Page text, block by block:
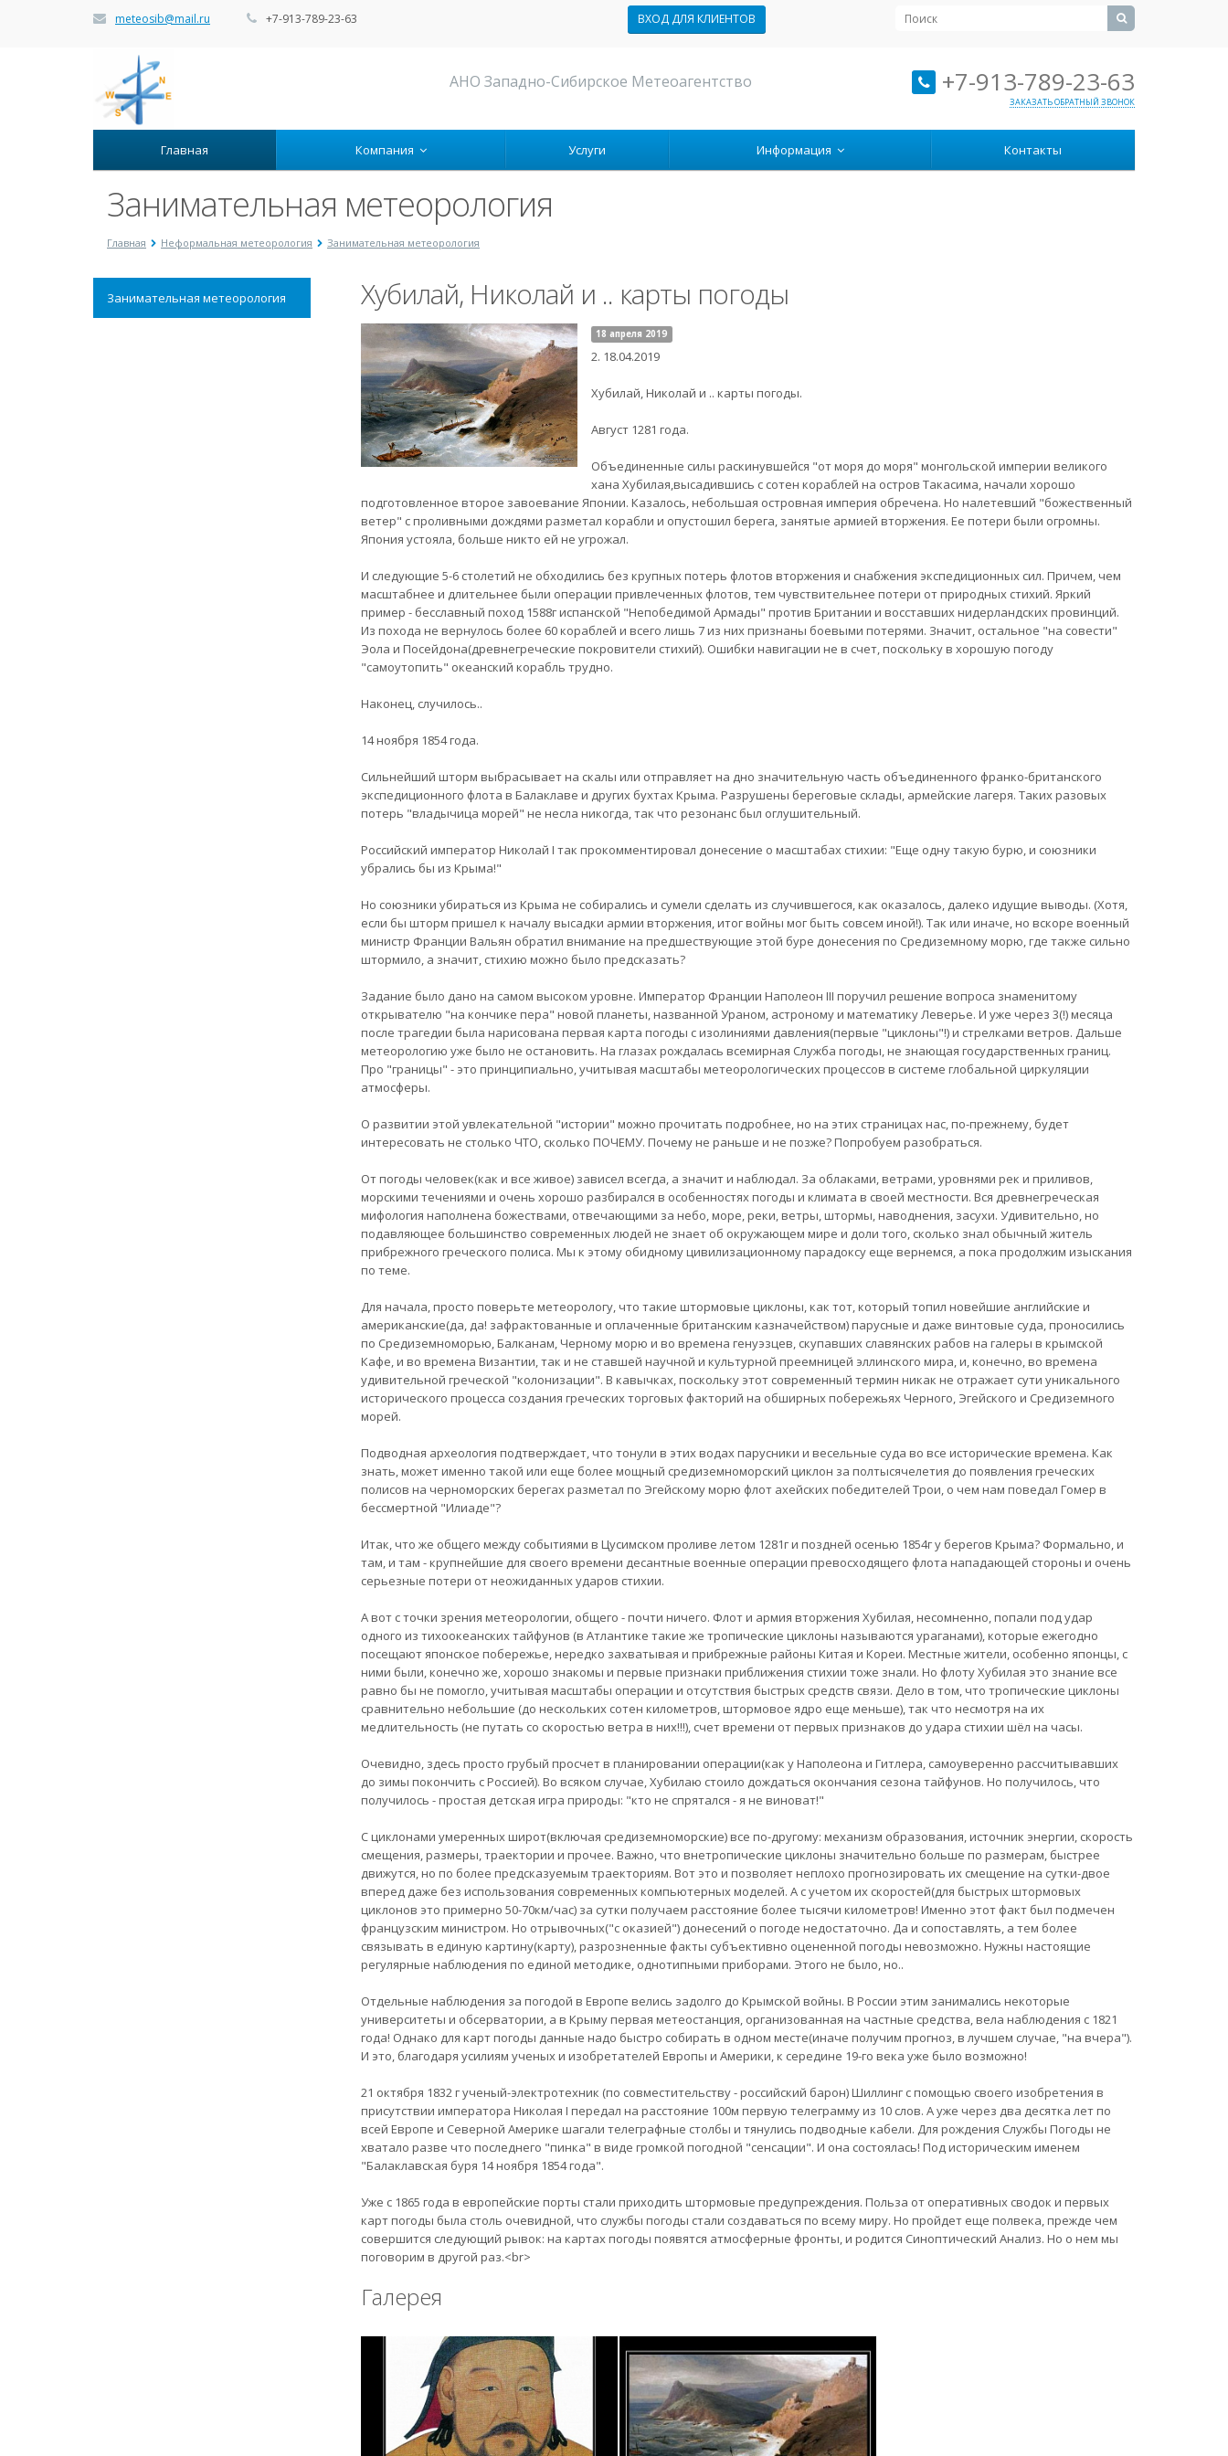
meteosib@mail.ru +7-913-789-23-63 ВХОД ДЛЯ КЛИЕНТОВ
АНО Западно-Сибирское Метеоагентство +7-913-789-23-63
ЗАКАЗАТЬ ОБРАТНЫЙ ЗВОНОК
Главная Компания Услуги Информация Контакты
Занимательная метеорология
Главная Неформальная метеорология Занимательная метеорология
Занимательная метеорология Хубилай, Николай и .. карты погоды
18 апреля 2019
2. 18.04.2019
Хубилай, Николай и .. карты погоды.
Август 1281 года.
Объединенные силы раскинувшейся "от моря до моря" монгольской империи великого
хана Хубилая,высадившись с сотен кораблей на остров Такасима, начали хорошо
подготовленное второе завоевание Японии. Казалось, небольшая островная империя обречена. Но налетевший "божественный
ветер" с проливными дождями разметал корабли и опустошил берега, занятые армией вторжения. Ее потери были огромны.
Япония устояла, больше никто ей не угрожал.
И следующие 5-6 столетий не обходились без крупных потерь флотов вторжения и снабжения экспедиционных сил. Причем, чем
масштабнее и длительнее были операции привлеченных флотов, тем чувствительнее потери от природных стихий. Яркий
пример - бесславный поход 1588г испанской "Непобедимой Армады" против Британии и восставших нидерландских провинций.
Из похода не вернулось более 60 кораблей и всего лишь 7 из них признаны боевыми потерями. Значит, остальное "на совести"
Эола и Посейдона(древнегреческие покровители стихий). Ошибки навигации не в счет, поскольку в хорошую погоду
"самоутопить" океанский корабль трудно.
Наконец, случилось..
14 ноября 1854 года.
Сильнейший шторм выбрасывает на скалы или отправляет на дно значительную часть объединенного франко-британского
экспедиционного флота в Балаклаве и других бухтах Крыма. Разрушены береговые склады, армейские лагеря. Таких разовых
потерь "владычица морей" не несла никогда, так что резонанс был оглушительный.
Российский император Николай I так прокомментировал донесение о масштабах стихии: "Еще одну такую бурю, и союзники
убрались бы из Крыма!"
Но союзники убираться из Крыма не собирались и сумели сделать из случившегося, как оказалось, далеко идущие выводы. (Хотя,
если бы шторм пришел к началу высадки армии вторжения, итог войны мог быть совсем иной!). Так или иначе, но вскоре военный
министр Франции Вальян обратил внимание на предшествующие этой буре донесения по Средиземному морю, где также сильно
штормило, а значит, стихию можно было предсказать?
Задание было дано на самом высоком уровне. Император Франции Наполеон III поручил решение вопроса знаменитому
открывателю "на кончике пера" новой планеты, названной Ураном, астроному и математику Леверье. И уже через 3(!) месяца
после трагедии была нарисована первая карта погоды с изолиниями давления(первые "циклоны"!) и стрелками ветров. Дальше
метеорологию уже было не остановить. На глазах рождалась всемирная Служба погоды, не знающая государственных границ.
Про "границы" - это принципиально, учитывая масштабы метеорологических процессов в системе глобальной циркуляции
атмосферы.
О развитии этой увлекательной "истории" можно прочитать подробнее, но на этих страницах нас, по-прежнему, будет
интересовать не столько ЧТО, сколько ПОЧЕМУ. Почему не раньше и не позже? Попробуем разобраться.
От погоды человек(как и все живое) зависел всегда, а значит и наблюдал. За облаками, ветрами, уровнями рек и приливов,
морскими течениями и очень хорошо разбирался в особенностях погоды и климата в своей местности. Вся древнегреческая
мифология наполнена божествами, отвечающими за небо, море, реки, ветры, штормы, наводнения, засухи. Удивительно, но
подавляющее большинство современных людей не знает об окружающем мире и доли того, сколько знал обычный житель
прибрежного греческого полиса. Мы к этому обидному цивилизационному парадоксу еще вернемся, а пока продолжим изыскания
по теме.
Для начала, просто поверьте метеорологу, что такие штормовые циклоны, как тот, который топил новейшие английские и
американские(да, да! зафрактованные и оплаченные британским казначейством) парусные и даже винтовые суда, проносились
по Средиземноморью, Балканам, Черному морю и во времена генуэзцев, скупавших славянских рабов на галеры в крымской
Кафе, и во времена Византии, так и не ставшей научной и культурной преемницей эллинского мира, и, конечно, во времена
удивительной греческой "колонизации". В кавычках, поскольку этот современный термин никак не отражает сути уникального
исторического процесса создания греческих торговых факторий на обширных побережьях Черного, Эгейского и Средиземного
морей.
Подводная археология подтверждает, что тонули в этих водах парусники и весельные суда во все исторические времена. Как
знать, может именно такой или еще более мощный средиземноморский циклон за полтысячелетия до появления греческих
полисов на черноморских берегах разметал по Эгейскому морю флот ахейских победителей Трои, о чем нам поведал Гомер в
бессмертной "Илиаде"?
Итак, что же общего между событиями в Цусимском проливе летом 1281г и поздней осенью 1854г у берегов Крыма? Формально, и
там, и там - крупнейшие для своего времени десантные военные операции превосходящего флота нападающей стороны и очень
серьезные потери от неожиданных ударов стихии.
А вот с точки зрения метеорологии, общего - почти ничего. Флот и армия вторжения Хубилая, несомненно, попали под удар
одного из тихоокеанских тайфунов (в Атлантике такие же тропические циклоны называются ураганами), которые ежегодно
посещают японское побережье, нередко захватывая и прибрежные районы Китая и Кореи. Местные жители, особенно японцы, с
ними были, конечно же, хорошо знакомы и первые признаки приближения стихии тоже знали. Но флоту Хубилая это знание все
равно бы не помогло, учитывая масштабы операции и отсутствия быстрых средств связи. Дело в том, что тропические циклоны
сравнительно небольшие (до нескольких сотен километров, штормовое ядро еще меньше), так что несмотря на их
медлительность (не путать со скоростью ветра в них!!!), счет времени от первых признаков до удара стихии шёл на часы.
Очевидно, здесь просто грубый просчет в планировании операции(как у Наполеона и Гитлера, самоуверенно рассчитывавших
до зимы покончить с Россией). Во всяком случае, Хубилаю стоило дождаться окончания сезона тайфунов. Но получилось, что
получилось - простая детская игра природы: "кто не спрятался - я не виноват!"
С циклонами умеренных широт(включая средиземноморские) все по-другому: механизм образования, источник энергии, скорость
смещения, размеры, траектории и прочее. Важно, что внетропические циклоны значительно больше по размерам, быстрее
движутся, но по более предсказуемым траекториям. Вот это и позволяет неплохо прогнозировать их смещение на сутки-двое
вперед даже без использования современных компьютерных моделей. А с учетом их скоростей(для быстрых штормовых
циклонов это примерно 50-70км/час) за сутки получаем расстояние более тысячи километров! Именно этот факт был подмечен
французским министром. Но отрывочных("с оказией") донесений о погоде недостаточно. Да и сопоставлять, а тем более
связывать в единую картину(карту), разрозненные факты субъективно оцененной погоды невозможно. Нужны настоящие
регулярные наблюдения по единой методике, однотипными приборами. Этого не было, но..
Отдельные наблюдения за погодой в Европе велись задолго до Крымской войны. В России этим занимались некоторые
университеты и обсерватории, а в Крыму первая метеостанция, организованная на частные средства, вела наблюдения с 1821
года! Однако для карт погоды данные надо быстро собирать в одном месте(иначе получим прогноз, в лучшем случае, "на вчера").
И это, благодаря усилиям ученых и изобретателей Европы и Америки, к середине 19-го века уже было возможно!
21 октября 1832 г ученый-электротехник (по совместительству - российский барон) Шиллинг с помощью своего изобретения в
присутствии императора Николая I передал на расстояние 100м первую телеграмму из 10 слов. А уже через два десятка лет по
всей Европе и Северной Америке шагали телеграфные столбы и тянулись подводные кабели. Для рождения Службы Погоды не
хватало разве что последнего "пинка" в виде громкой погодной "сенсации". И она состоялась! Под историческим именем
"Балаклавская буря 14 ноября 1854 года".
Уже с 1865 года в европейские порты стали приходить штормовые предупреждения. Польза от оперативных сводок и первых
карт погоды была столь очевидной, что службы погоды стали создаваться по всему миру. Но пройдет еще полвека, прежде чем
совершится следующий рывок: на картах погоды появятся атмосферные фронты, и родится Синоптический Анализ. Но о нем мы
поговорим в другой раз.<br>
Галерея